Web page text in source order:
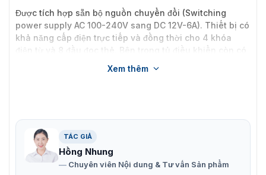
Được tích hợp sẵn bộ nguồn chuyển đổi (Switching
power supply AC 100-240V sang DC 12V-6A). Thiết bị có
khả năng cấp điện trực tiếp và đồng thời cho 4 khóa
điện từ và 8 đầu đọc thẻ. Bên trong tủ điều khiển còn có
thống tiếp tục hoạt động trơn tru ngay cả khi mất điện
DHI-ASC4204C-D hỗ trợ đa dạng cách thức mở cửa: thẻ
từ, mật khẩu, vân tay, mã QR và điều khiển từ xa. Chức
năng xác thực đa yếu tố cho phép kết hợp nhiều phương
thức cùng lúc để nâng cấp độ an toàn cho các căn
Xem thêm
TÁC GIẢ
Hồng Nhung
Chuyên viên Nội dung & Tư vấn Sản phẩm